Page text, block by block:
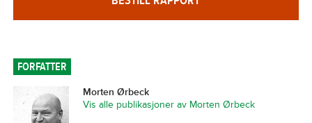
FORFATTER
Morten Ørbeck
Vis alle publikasjoner av Morten Ørbeck